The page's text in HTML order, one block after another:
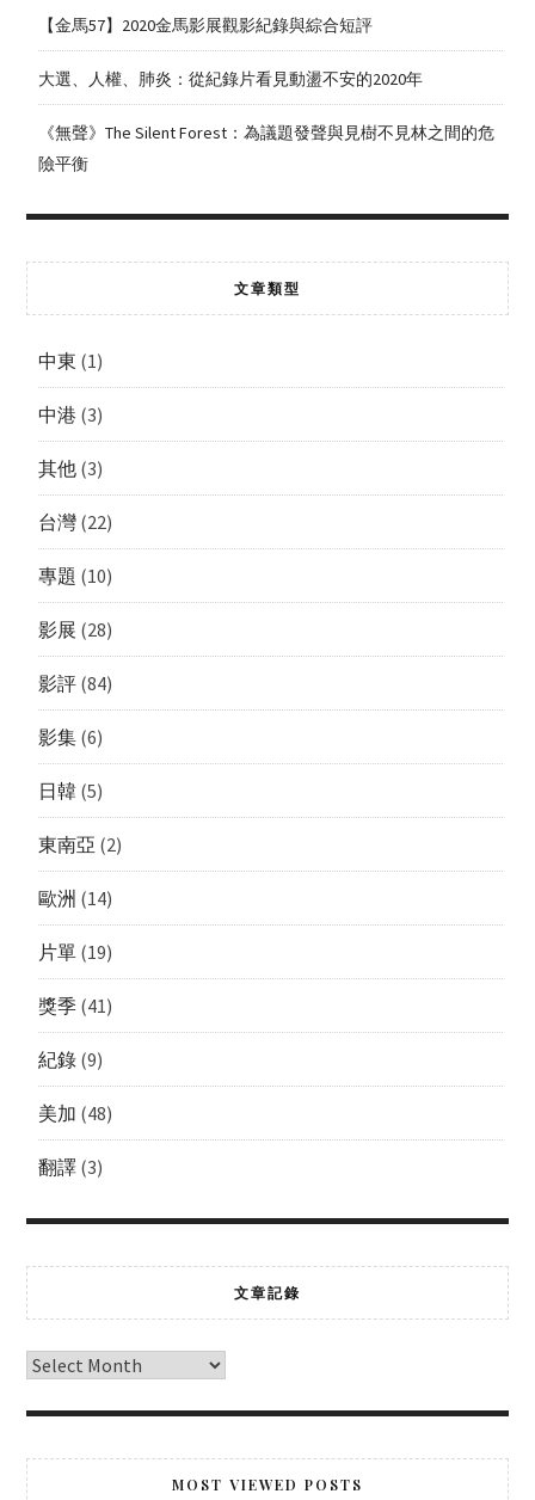
【金馬57】2020金馬影展觀影紀錄與綜合短評
大選、人權、肺炎：從紀錄片看見動盪不安的2020年
《無聲》The Silent Forest：為議題發聲與見樹不見林之間的危
險平衡
文章類型
中東 (1)
中港 (3)
其他(3)
台灣(22)
專題 (10)
影展 (28)
影評(84)
影集(6)
日韓(5)
東南亞 (2)
歐洲 (14)
片單(19)
獎季(41)
紀錄(9)
美加 (48)
翻譯(3)
文章記錄
MOST VIEWED POSTS